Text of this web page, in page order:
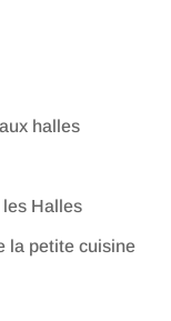
halles
Halles
la petite cuisine